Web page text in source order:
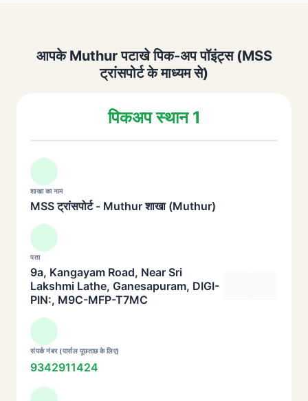
आपके Muthur पटाखे पिक-अप पॉइंट्स (MSS
ट्रांसपोर्ट के माध्यम से)
पिकअप स्थान 1
शाखा का नाम
MSS ट्रांसपोर्ट - Muthur शाखा (Muthur)
पता
9a, Kangayam Road, Near Sri
Lakshmi Lathe, Ganesapuram, DIGI-
PIN:, M9C-MFP-T7MC
संपर्क नंबर (पार्सल पूछताछ के लिए)
9342911424